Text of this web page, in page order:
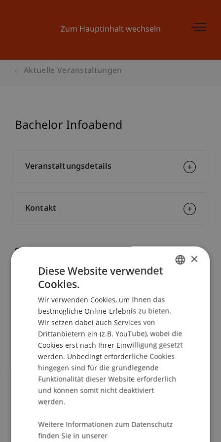
Zum Hauptinhalt wechseln
Aktuelle Veranstaltungen
Bachelor Infoabend
School/Professur:
Kommunikation und Marketing
Wir beraten dich – vor Ort und persönlich!
Bei unseren Bachelor Infoabenden erhältst du alle
grundlegenden Informationen zum
Bachelorstudiengang deiner Wahl, erhältst von
unseren Student Ambassadors Einblicke in das
Studienleben und unsere Studiengangsteams
beantworten all deine Fragen individuell. Mit dem
Infoabend am Campus persönlich und vor Ort.
Persönliche Beratungdurch die
Studiengangsteams der Bachelorprogramme
Veranstaltungsdetails
Kontakt
×
Diese Website verwendet
Cookies.
Wir verwenden Cookies, um Ihnen das
bestmögliche Online-Erlebnis zu bieten.
Wir setzen dabei auch Services von
Drittanbietern ein (z.B. YouTube), wobei die
Cookies erst nach Ihrer Einwilligung gesetzt
werden. Unbedingt erforderliche Cookies
hingegen sind für die grundlegende
Funktionalität dieser Website erforderlich
und können somit nicht deaktiviert
werden.
Weitere Informationen zum Datenschutz
finden Sie in unserer